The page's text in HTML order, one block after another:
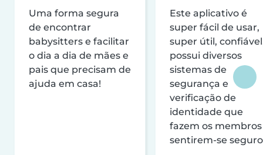
Uma forma segura
de encontrar
babysitters e facilitar
o dia a dia de mães e
pais que precisam de
ajuda em casa!
Este aplicativo é
super fácil de usar,
super útil,
possui diversos
sistemas de
segurança e
verificação de
identidade que
fazem os membros
sentirem-se